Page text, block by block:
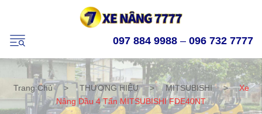
097 884 9988 – 096 732 7777
Trang Chủ > THƯƠNG HIỆU > MITSUBISHI >
Xe
Nâng Dầu 4 Tấn MITSUBISHI FDE40NT